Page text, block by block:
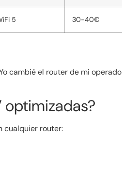
5 30-40€
cambié el router de mi
optimizadas?
cualquier router: